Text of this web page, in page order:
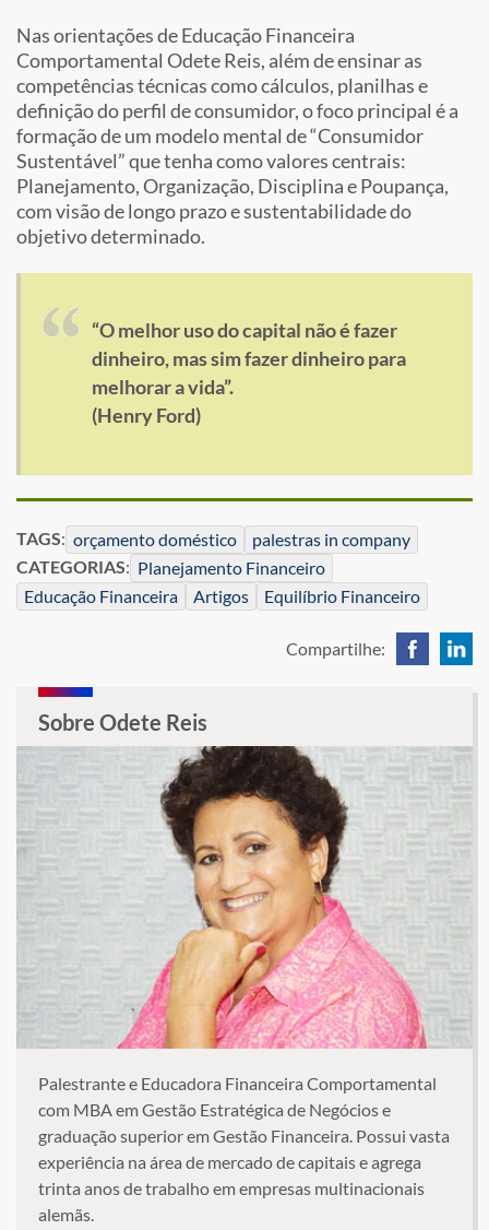
Nas orientações de Educação Financeira
Comportamental Odete Reis, além de ensinar as
competências técnicas como cálculos, planilhas e
definição do perfil de consumidor, o foco principal é a
formação de um modelo mental de “Consumidor
Sustentável” que tenha como valores centrais:
Planejamento, Organização, Disciplina e Poupança,
com visão de longo prazo e sustentabilidade do
objetivo determinado.
“O melhor uso do capital não é fazer
dinheiro, mas sim fazer dinheiro para
melhorar a vida”.
(Henry Ford)
TAGS: orçamento doméstico
palestras in company
CATEGORIAS: Planejamento Financeiro
Educação Financeira
Artigos Equilíbrio Financeiro
Compartilhe:
Sobre Odete Reis
Palestrante e Educadora Financeira Comportamental
com MBA em Gestão Estratégica de Negócios e
graduação superior em Gestão Financeira. Possui vasta
experiência na área de mercado de capitais e agrega
trinta anos de trabalho em empresas multinacionais
alemãs.